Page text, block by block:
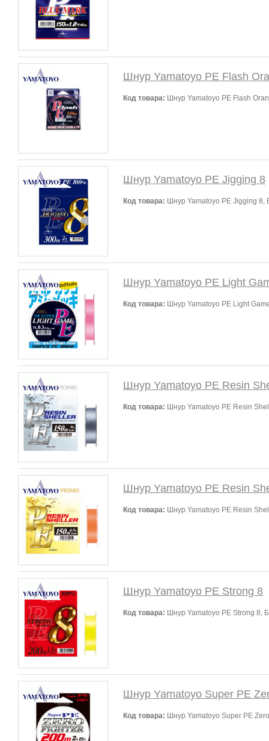
Шнур Yamatoyo PE Flash
Код товара: Шнур Yamatoyo PE Flash
Шнур Yamatoyo PE Jigging 8
Код товара: Шнур Yamatoyo PE Jigging 8,
Шнур Yamatoyo PE Light
Код товара: Шнур Yamatoyo PE Light
Шнур Yamatoyo PE Resin
Код товара: Шнур Yamatoyo PE Resin
Шнур Yamatoyo PE Resin
Код товара: Шнур Yamatoyo PE Resin
Шнур Yamatoyo PE Strong 8
Код товара: Шнур Yamatoyo PE Strong 8,
Шнур Yamatoyo Super PE
Код товара: Шнур Yamatoyo Super PE